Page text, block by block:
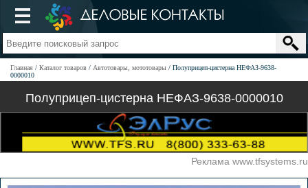
Главная Каталог товаров Автотовары, мототовары
Полуприцеп-цистерна НЕФАЗ-9638-
0000010
Полуприцеп-цистерна НЕФАЗ-9638-0000010
Реклама www.tfsystems.ru